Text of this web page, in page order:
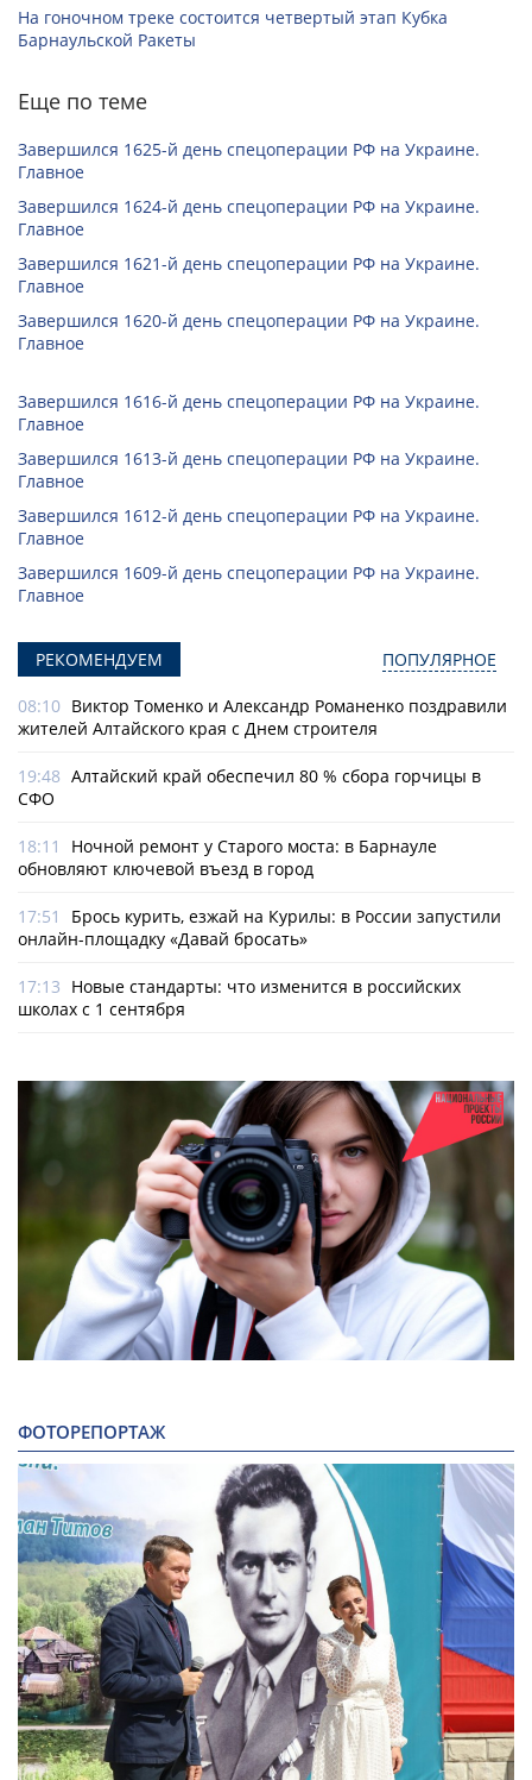
На гоночном треке состоится четвертый этап Кубка
Барнаульской Ракеты
Еще по теме
Завершился 1625-й день спецоперации РФ на Украине.
Главное
Завершился 1624-й день спецоперации РФ на Украине.
Главное
Завершился 1621-й день спецоперации РФ на Украине.
Главное
Завершился 1620-й день спецоперации РФ на Украине.
Главное
Завершился 1616-й день спецоперации РФ на Украине.
Главное
Завершился 1613-й день спецоперации РФ на Украине.
Главное
Завершился 1612-й день спецоперации РФ на Украине.
Главное
Завершился 1609-й день спецоперации РФ на Украине.
Главное
РЕКОМЕНДУЕМ ПОПУЛЯРНОЕ
08:10 Виктор Томенко и Александр Романенко поздравили
жителей Алтайского края с Днем строителя
19:48 Алтайский край обеспечил 80 % сбора горчицы в
СФО
18:11
Ночной ремонт у Старого моста: в Барнауле
обновляют ключевой въезд в город
17:51
Брось курить, езжай на Курилы: в России запустили
онлайн-­площадку «Давай бросать»
17:13 Новые стандарты: что изменится в российских
школах с 1 сентября
ФОТОРЕПОРТАЖ